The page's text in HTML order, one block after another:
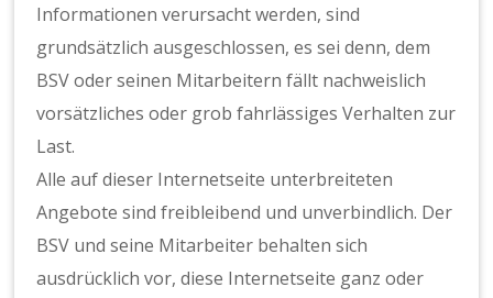
Informationen verursacht werden, sind
grundsätzlich ausgeschlossen, es sei denn, dem
BSV oder seinen Mitarbeitern fällt nachweislich
vorsätzliches oder grob fahrlässiges Verhalten zur
Last.
Alle auf dieser Internetseite unterbreiteten
Angebote sind freibleibend und unverbindlich. Der
BSV und seine Mitarbeiter behalten sich
ausdrücklich vor, diese Internetseite ganz oder